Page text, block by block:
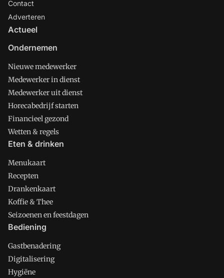
Contact
Adverteren
Actueel
Ondernemen
Nieuwe medewerker
Medewerker in dienst
Medewerker uit dienst
Horecabedrijf starten
Financieel gezond
Wetten & regels
Eten & drinken
Menukaart
Recepten
Drankenkaart
Koffie & Thee
Seizoenen en feestdagen
Bediening
Gastbenadering
Digitalisering
Hygiëne